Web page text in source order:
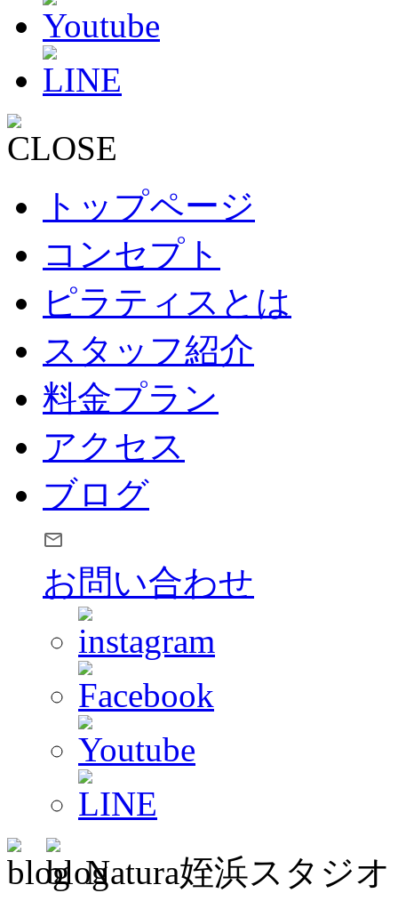
トップページ
コンセプト
ピラティスとは
スタッフ紹介
料金プラン
アクセス
ブログ
お問い合わせ
Natura姪浜スタジ